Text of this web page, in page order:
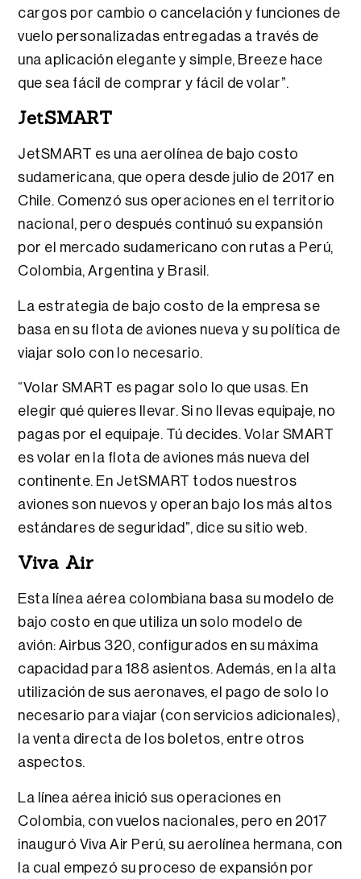
cargos por cambio o cancelación y funciones de
vuelo personalizadas entregadas a través de
una aplicación elegante y simple, Breeze hace
que sea fácil de comprar y fácil de volar”.
JetSMART
JetSMART es una aerolínea de bajo costo
sudamericana, que opera desde julio de 2017 en
Chile. Comenzó sus operaciones en el territorio
nacional, pero después continuó su expansión
por el mercado sudamericano con rutas a Perú,
Colombia, Argentina y Brasil.
La estrategia de bajo costo de la empresa se
basa en su flota de aviones nueva y su política de
viajar solo con lo necesario.
“Volar SMART es pagar solo lo que usas. En
elegir qué quieres llevar. Si no llevas equipaje, no
pagas por el equipaje. Tú decides. Volar SMART
es volar en la flota de aviones más nueva del
continente. En JetSMART todos nuestros
aviones son nuevos y operan bajo los más altos
estándares de seguridad”, dice su sitio web.
Viva Air
Esta línea aérea colombiana basa su modelo de
bajo costo en que utiliza un solo modelo de
avión: Airbus 320, configurados en su máxima
capacidad para 188 asientos. Además, en la alta
utilización de sus aeronaves, el pago de solo lo
necesario para viajar (con servicios adicionales),
la venta directa de los boletos, entre otros
aspectos.
La línea aérea inició sus operaciones en
Colombia, con vuelos nacionales, pero en 2017
inauguró Viva Air Perú, su aerolínea hermana, con
la cual empezó su proceso de expansión por